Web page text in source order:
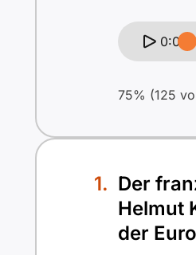
0:00
75% (125
Der
Helmut
der